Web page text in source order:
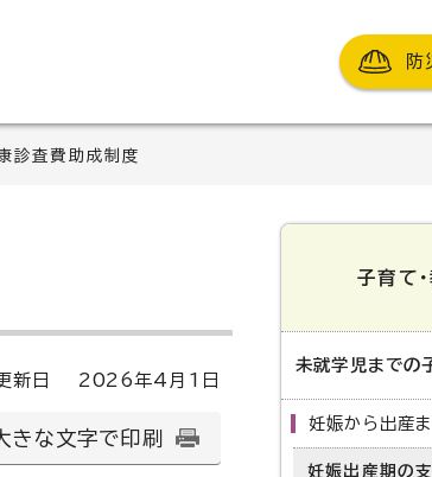
防
診査費助成制度
新日 2026年4月1日
きな文字で印刷
子育て
未就学児までの
妊娠から出産
妊娠出産期の支